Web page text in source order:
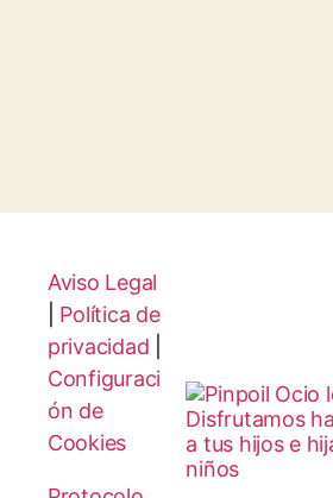
Aviso Legal
Política de
privacidad
Configuraci
ón de
Cookies